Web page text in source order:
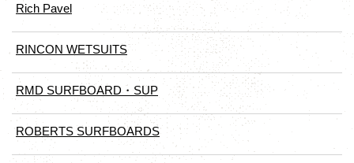
Rich Pavel
RINCON WETSUITS
RMD SURFBOARD・SUP
ROBERTS SURFBOARDS